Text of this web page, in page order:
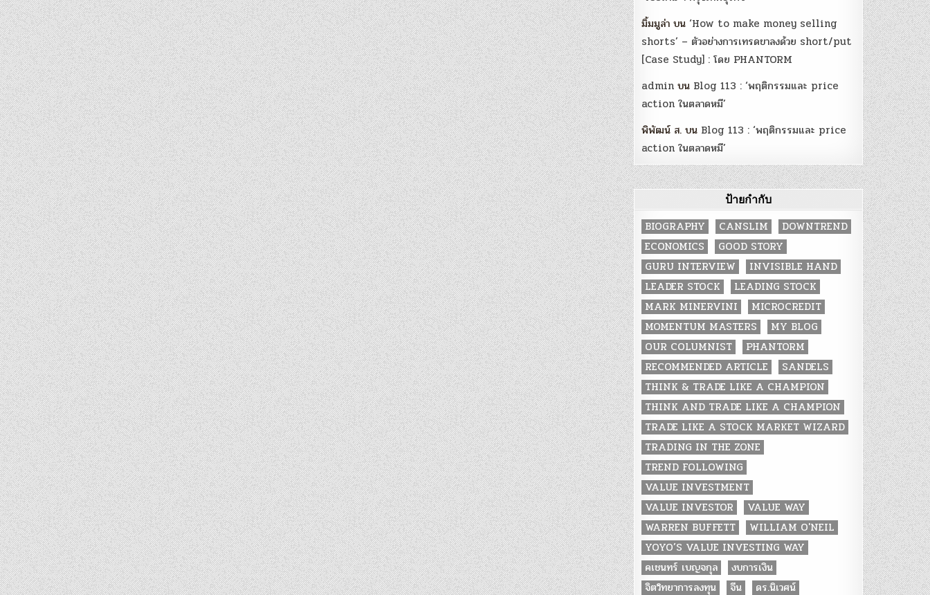
มิ้มมูล่า บน‘How to make money selling
shorts’ – ตัวอย่างการเทรดขาลงด้วย short/put
[Case Study] : โดย PHANTORM
admin บน Blog 113 : ‘พฤติกรรมและ price
action ในตลาดหมี’
พิพัฒน์ ส. บน Blog 113 : ‘พฤติกรรมและ price
action ในตลาดหมี’
ป้ายกำกับ
BIOGRAPHY CANSLIM
DOWNTREND
ECONOMICS
GOOD STORY
GURU INTERVIEW
INVISIBLE HAND
LEADER STOCK
LEADING STOCK
MARK MINERVINI
MICROCREDIT
MOMENTUM MASTERS
MY BLOG
OUR COLUMNIST
PHANTORM
RECOMMENDED ARTICLE
SANDELS
THINK & TRADE LIKE A CHAMPION
THINK AND TRADE LIKE A CHAMPION
TRADE LIKE A STOCK MARKET WIZARD
TRADING IN THE ZONE
TREND FOLLOWING
VALUE INVESTMENT
VALUE INVESTOR
VALUE WAY
WARREN BUFFETT
WILLIAM O'NEIL
YOYO’S VALUE INVESTING WAY
คเชนทร์ เบญจกุล
งบการเงิน
จิตวิทยาการลงทุน
จีน ดร.นิเวศน์